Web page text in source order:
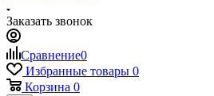
Заказать звонок
Сравнение0
Избранные товары 0
Корзина 0